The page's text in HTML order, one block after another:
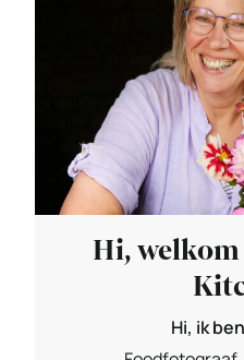
Hi,
Hi, ik